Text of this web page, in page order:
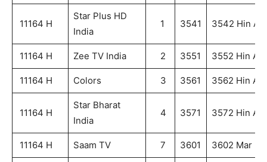
11164 H
Star Plus HD
India
1 3541 3542 Hin
11164 H Zee TV India 2 3551 3552 Hin
11164 H Colors 3 3561 3562 Hin
11164 H
Star Bharat
India
4 3571 3572 Hin
11164 H Saam TV 7 3601 3602 Mar